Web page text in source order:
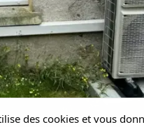
des cookies et vous